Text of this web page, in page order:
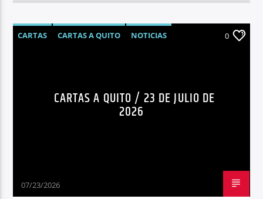
CARTAS CARTAS A QUITO
NOTICIAS
0
CARTAS A QUITO / 23 DE JULIO DE
2026
07/23/2026